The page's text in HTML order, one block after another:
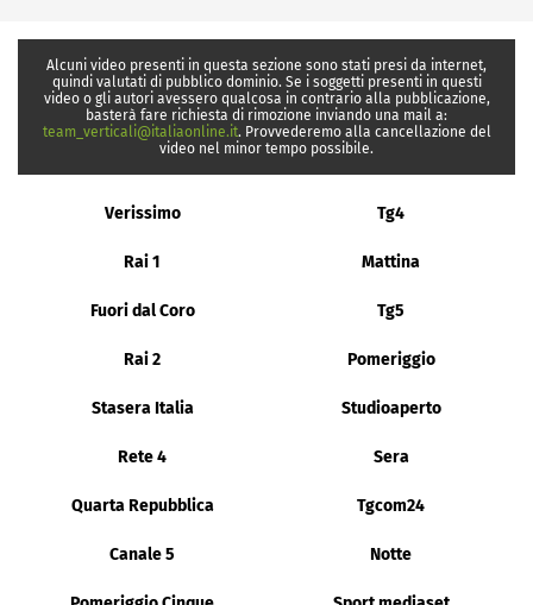
Alcuni video presenti in questa sezione sono stati presi da internet,
quindi valutati di pubblico dominio. Se i soggetti presenti in questi
video o gli autori avessero qualcosa in contrario alla pubblicazione,
basterà fare richiesta di rimozione inviando una mail a:
team_verticali@italiaonline.it. Provvederemo alla cancellazione del
video nel minor tempo possibile.
Verissimo Tg4
Rai 1 Mattina
Fuori dal Coro Tg5
Rai 2 Pomeriggio
Stasera Italia Studioaperto
Rete 4 Sera
Quarta Repubblica Tgcom24
Canale 5 Notte